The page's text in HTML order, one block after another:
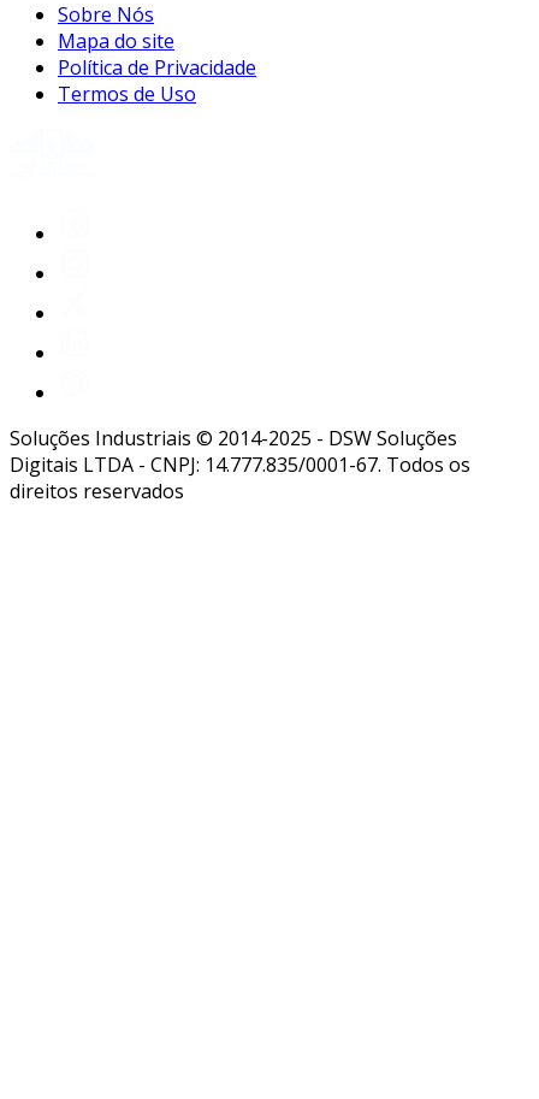
Sobre Nós
Mapa do site
Política de Privacidade
Termos de Uso
Soluções Industriais © 2014-2025 - DSW Soluções
Digitais LTDA - CNPJ: 14.777.835/0001-67. Todos os
direitos reservados